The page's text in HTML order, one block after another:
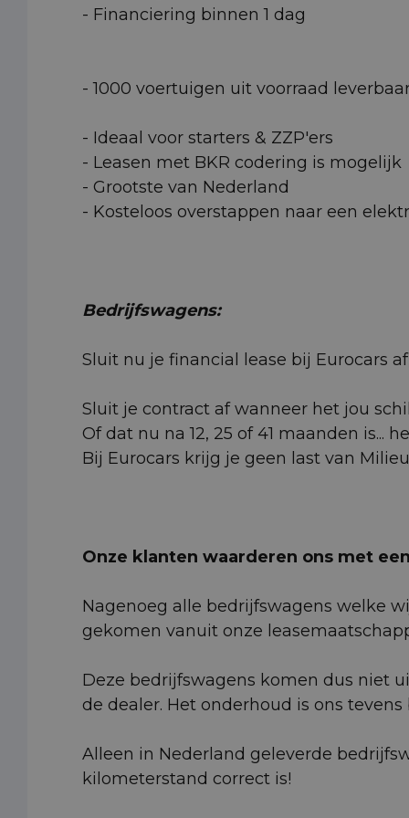
- Financiering binnen 1 dag
- 1000 voertuigen uit voorraad
- Ideaal voor starters & ZZP'ers
- Leasen met BKR codering is mogelijk
- Grootste van Nederland
- Kosteloos overstappen naar een
Bedrijfswagens:
Sluit nu je financial lease bij Eurocars
Sluit je contract af wanneer het jou
Of dat nu na 12, 25 of 41 maanden is...
Bij Eurocars krijg je geen last van
Onze klanten waarderen ons met
Nagenoeg alle bedrijfswagens welke
gekomen vanuit onze
Deze bedrijfswagens komen dus niet
de dealer. Het onderhoud is ons tevens
Alleen in Nederland geleverde
kilometerstand correct is!